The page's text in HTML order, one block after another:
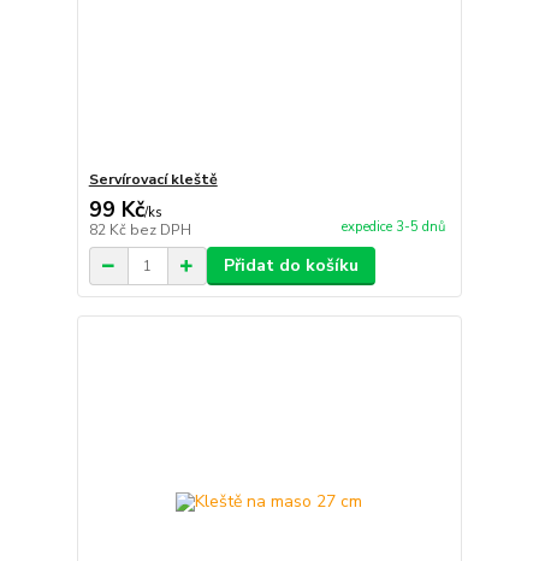
Servírovací kleště
99 Kč/ks
82 Kč bez DPH expedice 3-5 dnů
Přidat do košíku